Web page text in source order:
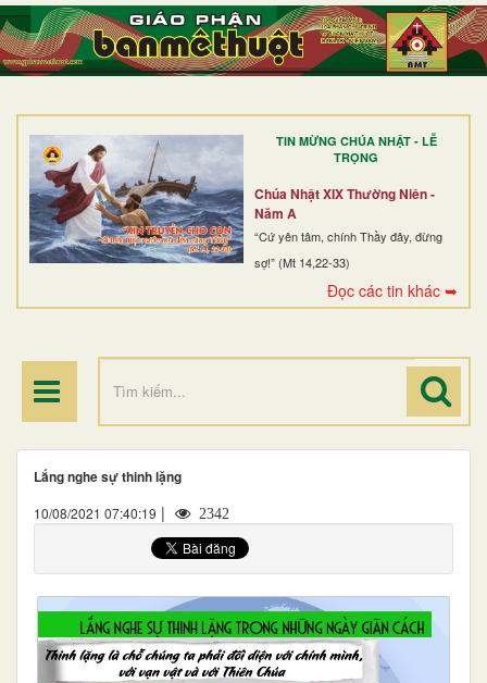
TIN MỪNG CHÚA NHẬT - LỄ
TRỌNG
Chúa Nhật XIX Thường Niên -
Năm A
“Cứ yên tâm, chính Thầy đây, đừng
sợ!” (Mt 14,22-33)
Đọc các tin khác ➥
TRANG NHẤT
GIỚI THIỆU
DÒNG TU
BAN MỤC VỤ
ĐOÀN THỂ CG
Lắng nghe sự thinh lặng
10/08/2021 07:40:19 | 2342